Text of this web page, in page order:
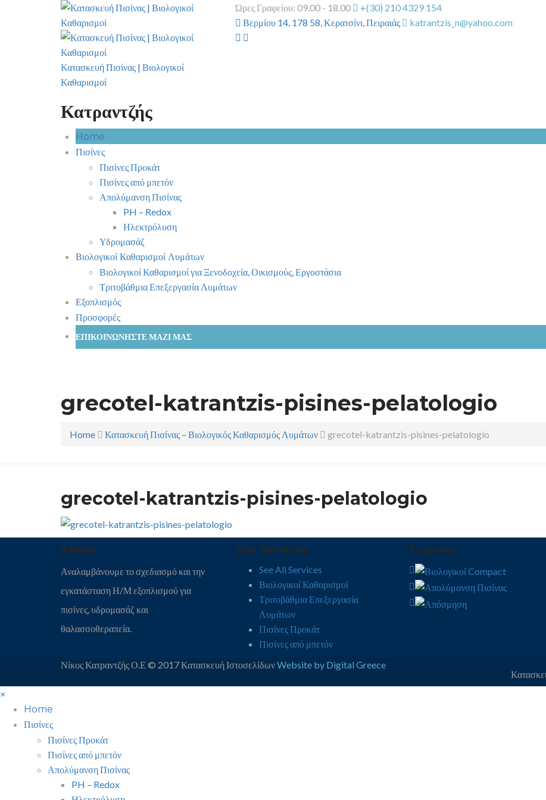
Κατασκευή Πισίνας | Βιολογικοί
Καθαρισμοί
Κατραντζής
Ώρες Γραφείου: 09.00 - 18.00
+(30) 210 4329 154
Βερμίου 14, 178 58, Κερατσίνι, Πειραιάς
katrantzis_n@yahoo.com
Home
Πισίνες
Πισίνες Προκάτ
Πισίνες από μπετόν
Απολύμανση Πισίνας
PH – Redox
Ηλεκτρόλυση
Υδρομασάζ
Βιολογικοί Καθαρισμοί Λυμάτων
Βιολογικοί Καθαρισμοί για Ξενοδοχεία, Οικισμούς, Εργοστάσια
Τριτοβάθμια Επεξεργασία Λυμάτων
Εξοπλισμός
Προσφορές
ΕΠΙΚΟΙΝΩΝΗΣΤΕ ΜΑΖΙ ΜΑΣ
grecotel-katrantzis-pisines-pelatologio
Home Κατασκευή Πισίνας – Βιολογικός Καθαρισμός Λυμάτων grecotel-katrantzis-pisines-pelatologio
grecotel-katrantzis-pisines-pelatologio
About
Αναλαμβάνουμε το σχεδιασμό και την
εγκατάσταση Η/Μ εξοπλισμού για
πισίνες, υδρομασάζ και
θαλασσοθεραπεία.
Our Services
See All Services
Βιολογικοί Καθαρισμοί
Τριτοβάθμια Επεξεργασία
Λυμάτων
Πισίνες Προκάτ
Πισίνες από μπετόν
Υπηρεσίες
Νίκος Κατραντζής Ο.Ε © 2017 Κατασκευή ΙστοσελίδωνWebsite by Digital Greece
×
Home
Πισίνες
Πισίνες Προκάτ
Πισίνες από μπετόν
Απολύμανση Πισίνας
PH – Redox